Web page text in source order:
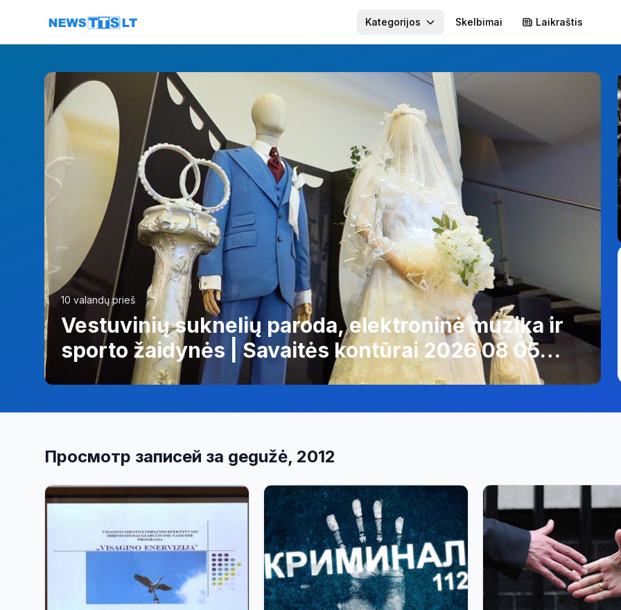
Kategorijos Skelbimai Laikraštis
10 valandų prieš
Vestuvinių suknelių paroda, elektroninė muzika ir
sporto žaidynės | Savaitės kontūrai 2026 08 05
(video)
Просмотр записей за gegužė, 2012